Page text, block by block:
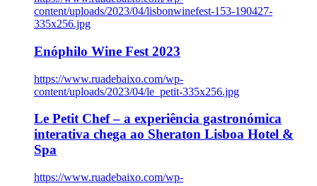
content/uploads/2023/04/lisbonwinefest-153-190427-
335x256.jpg
Enóphilo Wine Fest 2023
https://www.ruadebaixo.com/wp-
content/uploads/2023/04/le_petit-335x256.jpg
Le Petit Chef – a experiência gastronómica
interativa chega ao Sheraton Lisboa Hotel &
Spa
https://www.ruadebaixo.com/wp-